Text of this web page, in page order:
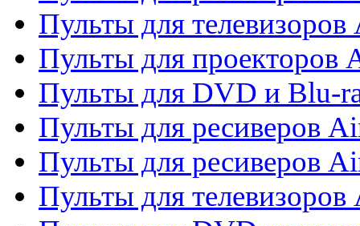
Пульты для телевизоров
Пульты для проекторов
Пульты для DVD и Blu-
Пульты для ресиверов
Пульты для ресиверов
Пульты для телевизоров